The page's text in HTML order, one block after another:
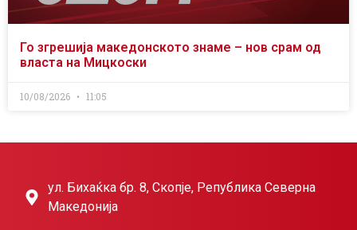
Го згрешија македонското знаме – нов срам од
власта на Мицкоски
10/08/2026 11:05
ул. Бихаќка бр. 8, Скопје, Република Северна
Македонија